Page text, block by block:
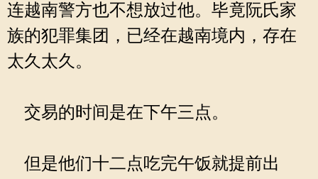
连越南警方也不想放过他。毕竟阮氏家
族的犯罪集团，已经在越南境内，存在
太久太久。
交易的时间是在下午三点。
但是他们十二点吃完午饭就提前出